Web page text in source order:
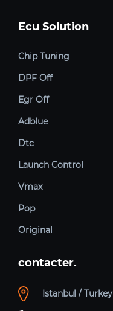
Ecu Solution
Chip Tuning
DPF Off
Egr Off
Adblue
Dtc
Launch Control
Vmax
Pop
Original
contacter.
Istanbul / Turkey